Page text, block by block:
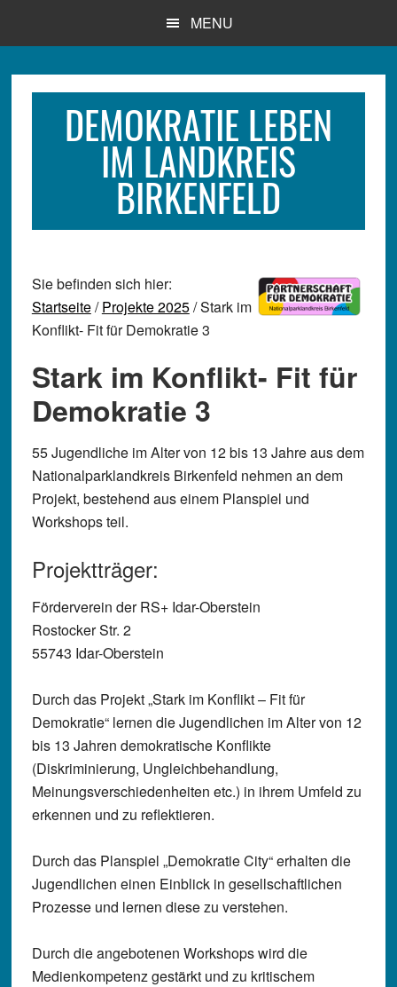
MENU
DEMOKRATIE LEBEN
IM LANDKREIS
BIRKENFELD
Sie befinden sich hier:
Startseite/Projekte 2025/ Stark im
Konflikt- Fit für Demokratie 3
Stark im Konflikt- Fit für
Demokratie 3
55 Jugendliche im Alter von 12 bis 13 Jahre aus dem
Nationalparklandkreis Birkenfeld nehmen an dem
Projekt, bestehend aus einem Planspiel und
Workshops teil.
Projektträger:
Förderverein der RS+ Idar-Oberstein
Rostocker Str. 2
55743 Idar-Oberstein
Durch das Projekt „Stark im Konflikt – Fit für
Demokratie“ lernen die Jugendlichen im Alter von 12
bis 13 Jahren demokratische Konflikte
(Diskriminierung, Ungleichbehandlung,
Meinungsverschiedenheiten etc.) in ihrem Umfeld zu
erkennen und zu reflektieren.
Durch das Planspiel „Demokratie City“ erhalten die
Jugendlichen einen Einblick in gesellschaftlichen
Prozesse und lernen diese zu verstehen.
Durch die angebotenen Workshops wird die
Medienkompetenz gestärkt und zu kritischem